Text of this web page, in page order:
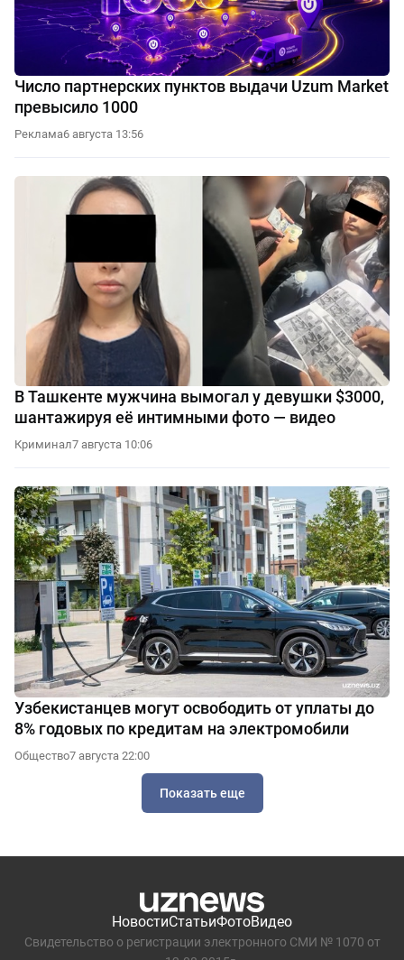
Число партнерских пунктов выдачи Uzum Market
превысило 1000
Реклама6 августа 13:56
В Ташкенте мужчина вымогал у девушки $3000,
шантажируя её интимными фото — видео
Криминал7 августа 10:06
Узбекистанцев могут освободить от уплаты до
8% годовых по кредитам на электромобили
Общество7 августа 22:00
Показать еще
НовостиСтатьиФотоВидео
Свидетельство о регистрации электронного СМИ № 1070 от